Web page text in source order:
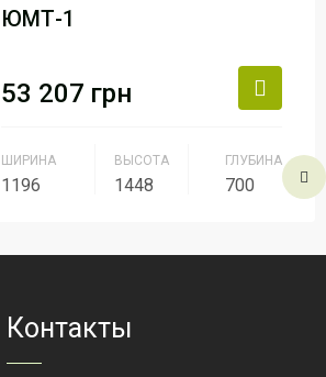
ЮМТ-1
53 207 грн
ШИРИНА
1196
ВЫСОТА
1448
ГЛУБИНА
700
Групп
Контакты